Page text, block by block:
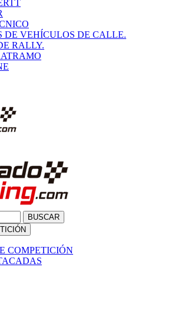
DE VEHÍCULOS DE CALLE.
RALLY.
BUSCAR
COMPETICIÓN